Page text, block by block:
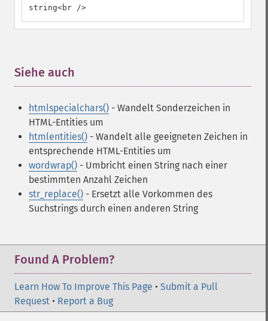
string<br />
Siehe auch
htmlspecialchars() - Wandelt Sonderzeichen in
HTML-Entities um
htmlentities() - Wandelt alle geeigneten Zeichen in
entsprechende HTML-Entities um
wordwrap() - Umbricht einen String nach einer
bestimmten Anzahl Zeichen
str_replace() - Ersetzt alle Vorkommen des
Suchstrings durch einen anderen String
Found A Problem?
Learn How To Improve This Page • Submit a Pull
Request • Report a Bug